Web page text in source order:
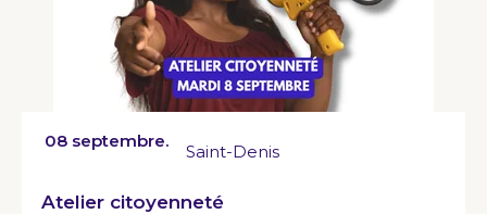
08 septembre.
Saint-Denis
Atelier citoyenneté